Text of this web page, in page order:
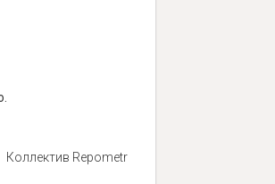
Коллектив Repometr